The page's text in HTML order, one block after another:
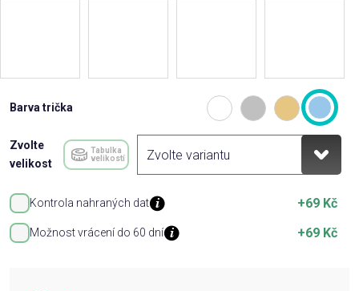
Barva trička
Zvolte
velikost
Tabulka
velikostí
Kontrola nahraných dat +69 Kč
Možnost vrácení do 60 dní +69 Kč